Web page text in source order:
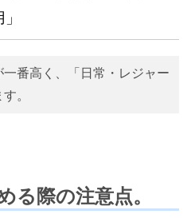
番高く、「日常・レジャー
。
る際の注意点。